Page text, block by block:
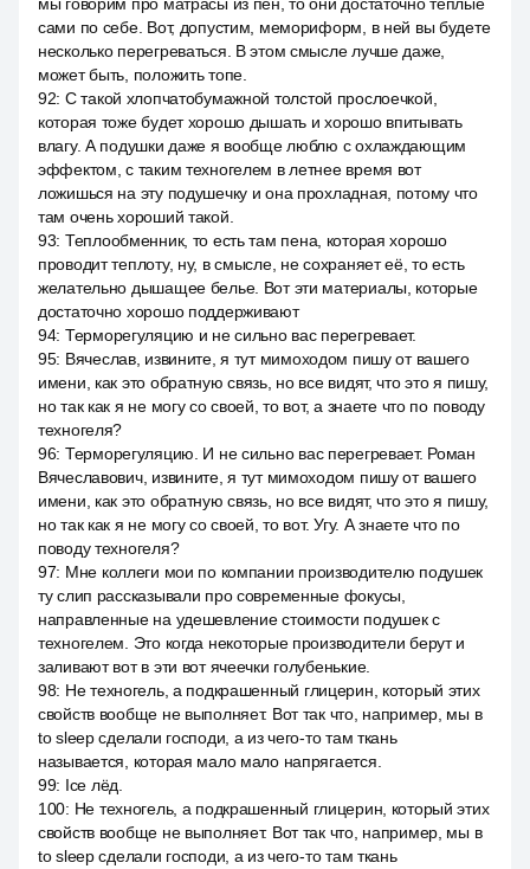
сами по себе. Вот, допустим, мемориформ, в ней вы будете
несколько перегреваться. В этом смысле лучше даже,
может быть, положить топе.
92: С такой хлопчатобумажной толстой прослоечкой,
которая тоже будет хорошо дышать и хорошо впитывать
влагу. А подушки даже я вообще люблю с охлаждающим
эффектом, с таким техногелем в летнее время вот
ложишься на эту подушечку и она прохладная, потому что
там очень хороший такой.
93: Теплообменник, то есть там пена, которая хорошо
проводит теплоту, ну, в смысле, не сохраняет её, то есть
желательно дышащее белье. Вот эти материалы, которые
достаточно хорошо поддерживают
94: Терморегуляцию и не сильно вас перегревает.
95: Вячеслав, извините, я тут мимоходом пишу от вашего
имени, как это обратную связь, но все видят, что это я пишу,
но так как я не могу со своей, то вот, а знаете что по поводу
техногеля?
96: Терморегуляцию. И не сильно вас перегревает. Роман
Вячеславович, извините, я тут мимоходом пишу от вашего
имени, как это обратную связь, но все видят, что это я пишу,
но так как я не могу со своей, то вот. Угу. А знаете что по
поводу техногеля?
97: Мне коллеги мои по компании производителю подушек
ту слип рассказывали про современные фокусы,
направленные на удешевление стоимости подушек с
техногелем. Это когда некоторые производители берут и
заливают вот в эти вот ячеечки голубенькие.
98: Не техногель, а подкрашенный глицерин, который этих
свойств вообще не выполняет. Вот так что, например, мы в
to sleep сделали господи, а из чего-то там ткань
называется, которая мало мало напрягается.
99: Ice лёд.
100: Не техногель, а подкрашенный глицерин, который этих
свойств вообще не выполняет. Вот так что, например, мы в
to sleep сделали господи, а из чего-то там ткань